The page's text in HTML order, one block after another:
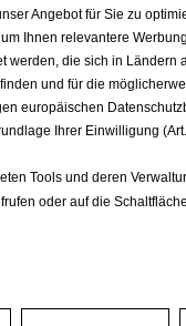
Angebot für Sie zu
Ihnen relevantere
werden, die sich in Ländern
und für die
europäischen
Ihrer Einwilligung
Tools und deren
oder auf die